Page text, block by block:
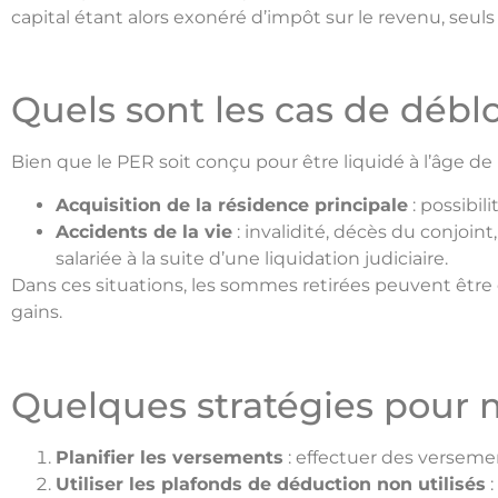
capital étant alors exonéré d’impôt sur le revenu,
Quels sont les cas de
Bien que le PER soit conçu pour être liquidé à l’âge
Acquisition de la résidence principale :
Accidents de la vie : invalidité, décès du
salariée à la suite d’une liquidation judiciaire.
Dans ces situations, les sommes retirées peuvent
gains.
Quelques stratégies pour
Planifier les versements : effectuer des
Utiliser les plafonds de déduction non utilisés